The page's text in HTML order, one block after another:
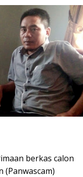
berkas calon
(Panwascam)